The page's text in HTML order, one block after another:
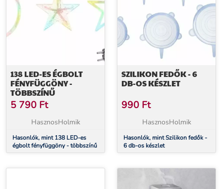
138 LED-ES ÉGBOLT
FÉNYFÜGGÖNY -
TÖBBSZÍNŰ
5 790 Ft
HasznosHolmik
Hasonlók, mint 138 LED-es
égbolt fényfüggöny - többszínű
SZILIKON FEDŐK - 6
DB-OS KÉSZLET
990 Ft
HasznosHolmik
Hasonlók, mint Szilikon fedők -
6 db-os készlet